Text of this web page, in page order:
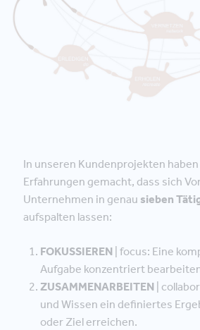
In unseren Kundenprojekten
Erfahrungen gemacht, dass sich
Unternehmen in genau sieben
aufspalten lassen:
FOKUSSIEREN | focus: Eine
Aufgabe konzentriert
ZUSAMMENARBEITEN |
und Wissen ein definiertes
oder Ziel erreichen.